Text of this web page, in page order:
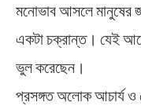
মনোভাব আসলে মানুষের
একটা চক্রান্ত। যেই
ভুল করেছেন।
প্রসঙ্গত অলোক আচার্য ও